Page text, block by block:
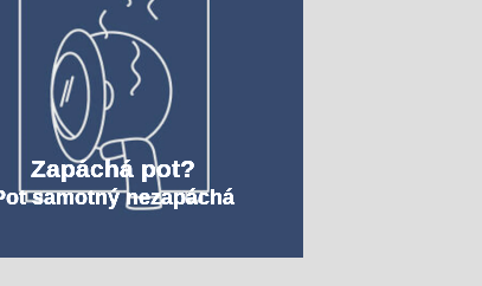
Zapáchá pot?
samotný nezapáchá